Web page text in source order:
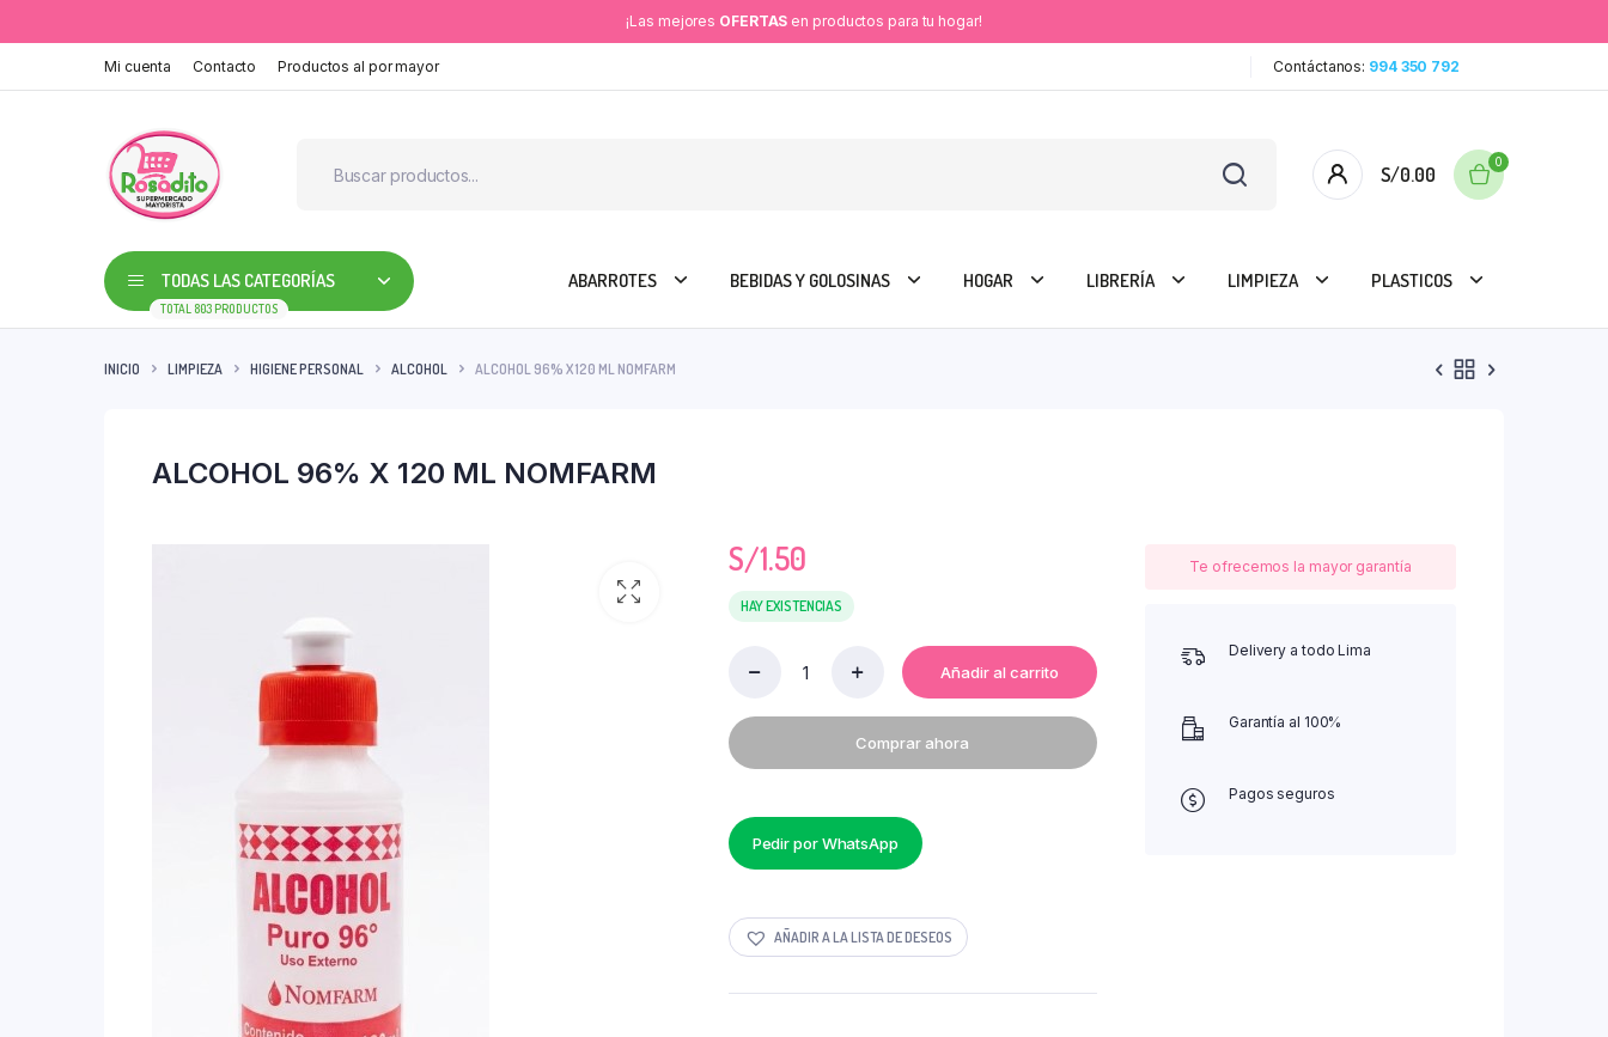
¡Las mejores OFERTAS en productos para tu hogar!
Mi cuenta Contacto Productos al por mayor Contáctanos: 994 350 792
S/0.00
0
TODAS LAS CATEGORÍAS
TOTAL 803 PRODUCTOS
ABARROTES BEBIDAS Y GOLOSINAS HOGAR LIBRERÍA LIMPIEZA PLASTICOS
INICIO LIMPIEZA HIGIENE PERSONAL ALCOHOL ALCOHOL 96% X 120 ML NOMFARM
ALCOHOL 96% X 120 ML NOMFARM
S/1.50
HAY EXISTENCIAS
X
120
ML
quantity
Añadir al carrito
Comprar ahora
Pedir por WhatsApp
AÑADIR A LA LISTA DE DESEOS
Te ofrecemos la mayor garantía
Delivery a todo Lima
Garantía al 100%
Pagos seguros